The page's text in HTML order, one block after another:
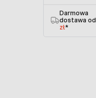
Darmowa
dostawa od
zł*